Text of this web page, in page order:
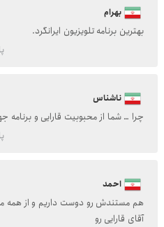
بهرام
بهترین برنامه تلویزیون ایرانگرد.
ناشناس
چرا … شما از محبوبیت قارایی و
احمد
هم مستندش رو دوست داریم و از همه
آقای قارایی رو